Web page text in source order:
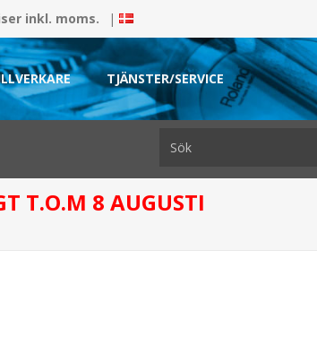
inkl. moms. |
TJÄNSTER/SERVICE
T.O.M 8 AUGUSTI